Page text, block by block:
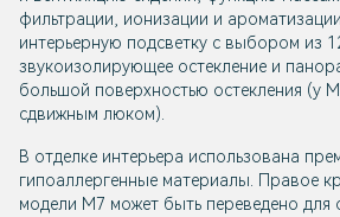
фильтрации, ионизации и
интерьерную подсветку с выбором из
звукоизолирующее остекление и
большой поверхностью остекления (у
сдвижным люком).
В отделке интерьера использована
гипоаллергенные материалы. Правое
модели М7 может быть переведено для